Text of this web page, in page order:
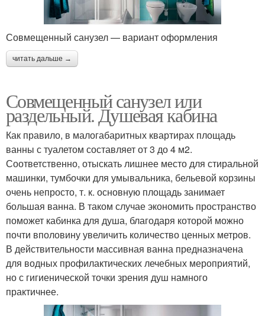
Совмещенный санузел — вариант оформления
читать дальше →
Совмещенный санузел или
раздельный. Душевая кабина
Как правило, в малогабаритных квартирах площадь
ванны с туалетом составляет от 3 до 4 м2.
Соответственно, отыскать лишнее место для стиральной
машинки, тумбочки для умывальника, бельевой корзины
очень непросто, т. к. основную площадь занимает
большая ванна. В таком случае экономить пространство
поможет кабинка для душа, благодаря которой можно
почти вполовину увеличить количество ценных метров.
В действительности массивная ванна предназначена
для водных профилактических лечебных мероприятий,
но с гигиенической точки зрения душ намного
практичнее.